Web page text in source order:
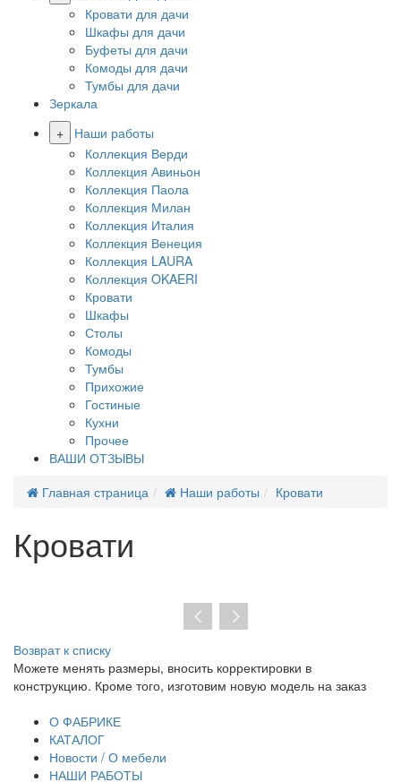
Кровати для дачи
Шкафы для дачи
Буфеты для дачи
Комоды для дачи
Тумбы для дачи
Зеркала
+
Наши работы
Коллекция Верди
Коллекция Авиньон
Коллекция Паола
Коллекция Милан
Коллекция Италия
Коллекция Венеция
Коллекция LAURA
Коллекция OKAERI
Кровати
Шкафы
Столы
Комоды
Тумбы
Прихожие
Гостиные
Кухни
Прочее
ВАШИ ОТЗЫВЫ
Главная страница
Наши работы Кровати
Кровати
Возврат к списку
При отсутствии предоплаты нет необходимости заключать
договор на изготовление. От курьера вы получаете
О ФАБРИКЕ
КАТАЛОГ
Новости / О мебели
НАШИ РАБОТЫ